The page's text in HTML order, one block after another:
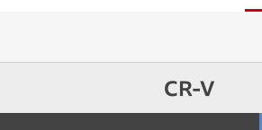
CR-V